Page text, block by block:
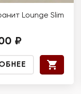
Lounge Slim
₽